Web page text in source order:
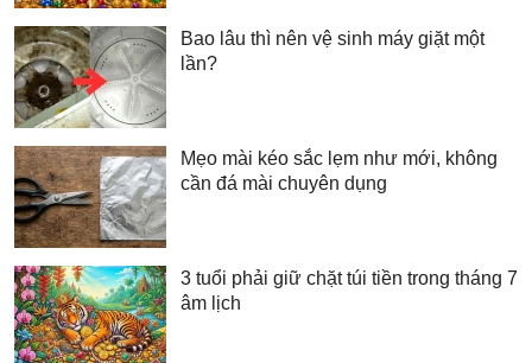
Bao lâu thì nên vệ sinh máy giặt một
lần?
Mẹo mài kéo sắc lẹm như mới, không
cần đá mài chuyên dụng
3 tuổi phải giữ chặt túi tiền trong tháng 7
âm lịch